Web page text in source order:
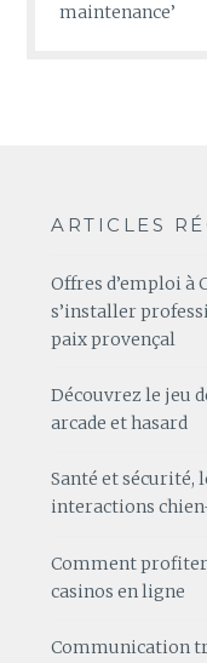
maintenance’
ARTICLES
Offres d’emploi à
s’installer
paix provençal
Découvrez le jeu
arcade et hasard
Santé et sécurité,
interactions
Comment profiter
casinos en ligne
Communication